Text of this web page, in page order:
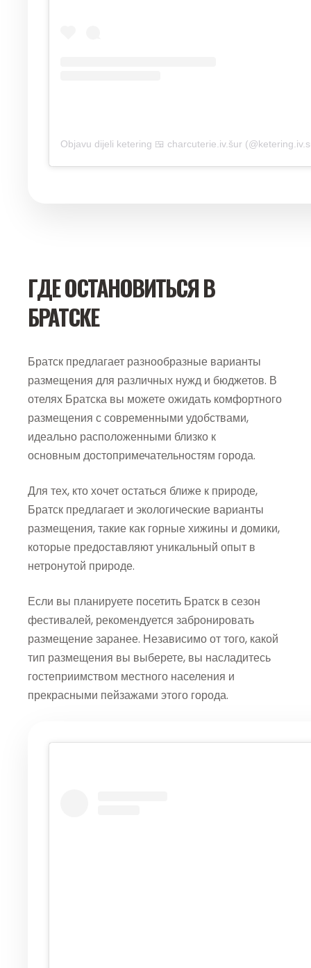
Objavu dijeli ketering 🍱 charcuterie.iv.šur
ГДЕ ОСТАНОВИТЬСЯ В
БРАТСКЕ
Братск предлагает разнообразные варианты
размещения для различных нужд и бюджетов. В
отелях Братска вы можете ожидать комфортного
размещения с современными удобствами,
идеально расположенными близко к
основным достопримечательностям города.
Для тех, кто хочет остаться ближе к природе,
Братск предлагает и экологические варианты
размещения, такие как горные хижины и домики,
которые предоставляют уникальный опыт в
нетронутой природе.
Если вы планируете посетить Братск в сезон
фестивалей, рекомендуется забронировать
размещение заранее. Независимо от того, какой
тип размещения вы выберете, вы насладитесь
гостеприимством местного населения и
прекрасными пейзажами этого города.